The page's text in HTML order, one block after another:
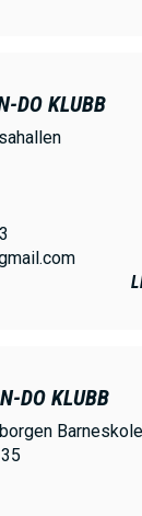
DO KLUBB
DO KLUBB
Barneskole